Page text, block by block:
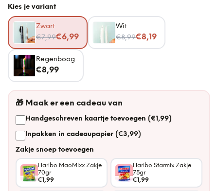
Kies je variant
Zwart
€7,99
Nu voor€6,99
Wit
€8,99
Nu voor€8,19
Regenboog
€8,99
🎁 Maak er een cadeau van
Handgeschreven kaartje toevoegen (€1,99)
Inpakken in cadeaupapier (€3,99)
Zakje snoep toevoegen
Haribo MaoMixx Zakje
70gr
€1,99
Haribo Starmix Zakje
75gr
€1,99